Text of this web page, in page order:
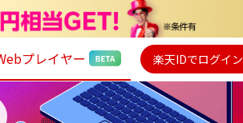
プレイヤー 楽天IDでログイン